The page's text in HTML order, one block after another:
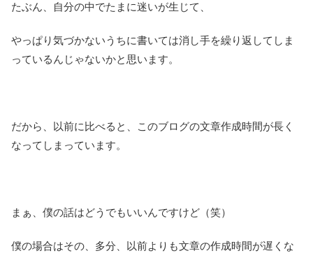
たぶん、自分の中でたまに迷いが生じて、
やっぱり気づかないうちに書いては消し手を繰り返してしま
っているんじゃないかと思います。
だから、以前に比べると、このブログの文章作成時間が長く
なってしまっています。
まぁ、僕の話はどうでもいいんですけど（笑）
僕の場合はその、多分、以前よりも文章の作成時間が遅くな